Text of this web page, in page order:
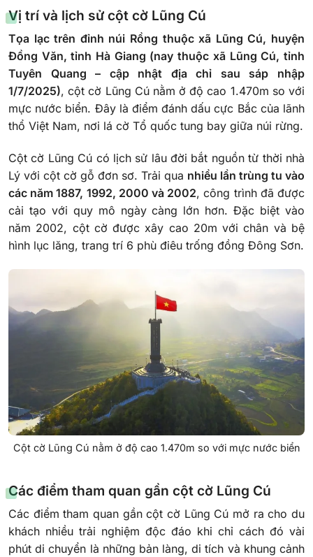
Vị trí và lịch sử cột cờ Lũng Cú
Tọa lạc trên đỉnh núi Rồng thuộc xã Lũng Cú, huyện
Đồng Văn, tỉnh Hà Giang (nay thuộc xã Lũng Cú, tỉnh
Tuyên Quang – cập nhật địa chỉ sau sáp nhập
1/7/2025), cột cờ Lũng Cú nằm ở độ cao 1.470m so với
mực nước biển. Đây là điểm đánh dấu cực Bắc của lãnh
thổ Việt Nam, nơi lá cờ Tổ quốc tung bay giữa núi rừng.
Cột cờ Lũng Cú có lịch sử lâu đời bắt nguồn từ thời nhà
Lý với cột cờ gỗ đơn sơ. Trải qua nhiều lần trùng tu vào
các năm 1887, 1992, 2000 và 2002, công trình đã được
cải tạo với quy mô ngày càng lớn hơn. Đặc biệt vào
năm 2002, cột cờ được xây cao 20m với chân và bệ
hình lục lăng, trang trí 6 phù điêu trống đồng Đông Sơn.
Cột cờ Lũng Cú nằm ở độ cao 1.470m so với mực nước biển
Các điểm tham quan gần cột cờ Lũng Cú
Các điểm tham quan gần cột cờ Lũng Cú mở ra cho du
khách nhiều trải nghiệm độc đáo khi chỉ cách đó vài
phút di chuyển là những bản làng, di tích và khung cảnh